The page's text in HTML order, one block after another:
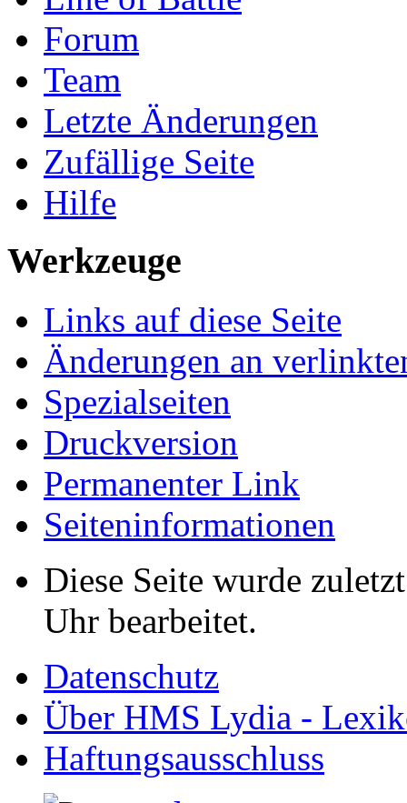
Forum
Team
Letzte Änderungen
Zufällige Seite
Hilfe
Werkzeuge
Links auf diese Seite
Änderungen an
Spezialseiten
Druckversion
Permanenter Link
Seiten­informationen
Diese Seite wurde
Uhr bearbeitet.
Datenschutz
Über HMS Lydia -
Haftungsausschluss